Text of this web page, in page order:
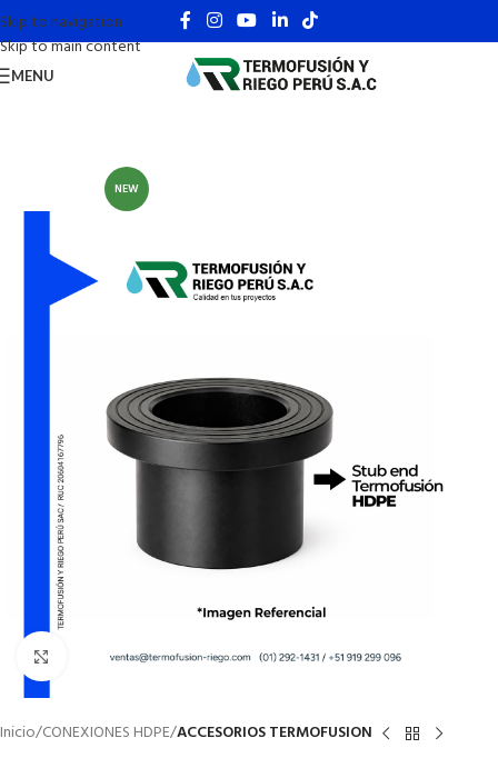
Skip to navigation
Skip to main content
MENU
NEW
Click to enlarge
Inicio CONEXIONES HDPE ACCESORIOS TERMOFUSION